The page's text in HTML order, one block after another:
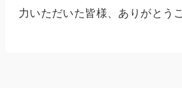
力いただいた皆様、ありがとう